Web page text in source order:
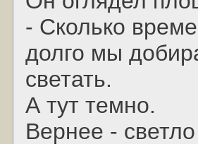
- Сколько
долго мы
светать.
А тут темно.
Вернее -